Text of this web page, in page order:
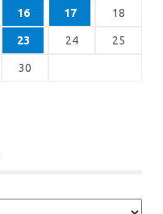
16 17 18
23 24 25
30